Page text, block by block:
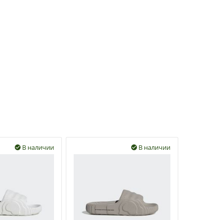
В наличии
 В наличии
